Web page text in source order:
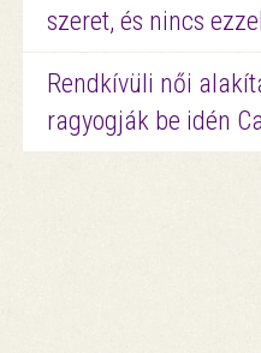
szeret, és nincs
Rendkívüli női
ragyogják be idén